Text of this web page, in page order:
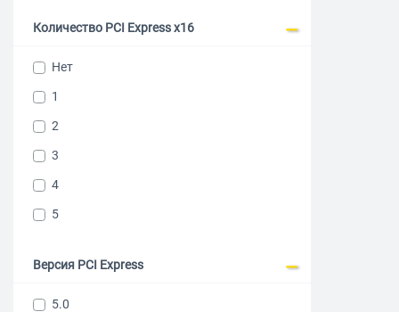
Количество PCI Express x16
Нет
1
2
3
4
5
Версия PCI Express
5.0